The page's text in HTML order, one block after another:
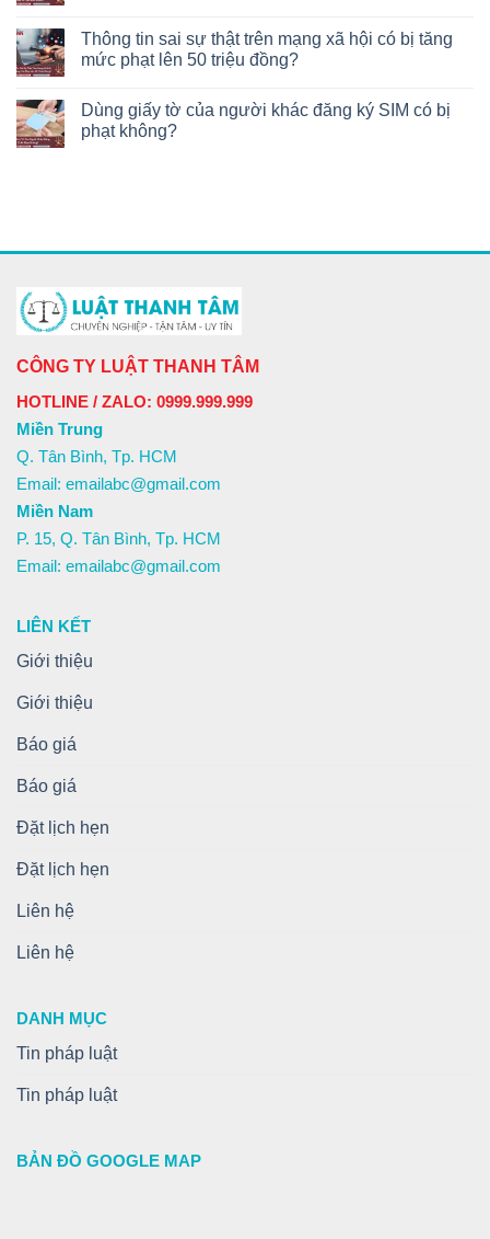
Thông tin sai sự thật trên mạng xã hội có bị tăng
mức phạt lên 50 triệu đồng?
Dùng giấy tờ của người khác đăng ký SIM có bị
phạt không?
CÔNG TY LUẬT THANH TÂM
HOTLINE / ZALO: 0999.999.999
Miền Trung
Q. Tân Bình, Tp. HCM
Email: emailabc@gmail.com
Miền Nam
P. 15, Q. Tân Bình, Tp. HCM
Email: emailabc@gmail.com
LIÊN KẾT
Giới thiệu
Giới thiệu
Báo giá
Báo giá
Đặt lịch hẹn
Đặt lịch hẹn
Liên hệ
Liên hệ
DANH MỤC
Tin pháp luật
Tin pháp luật
BẢN ĐỒ GOOGLE MAP